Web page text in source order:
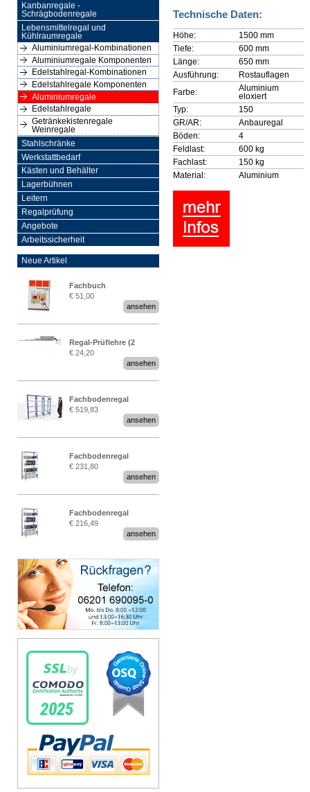
Kanbanregale -
Schrägbodenregale
Lebensmittelregal und
Kühlraumregale
Aluminiumregal-Kombinationen
Aluminiumregale Komponenten
Edelstahlregal-Kombinationen
Edelstahlregale Komponenten
Aluminiumregale
Edelstahlregale
Getränkekistenregale
Weinregale
Stahlschränke
Werkstattbedarf
Kästen und Behälter
Lagerbühnen
Leitern
Regalprüfung
Angebote
Arbeitssicherheit
Neue Artikel
Fachbuch
„Regalprüfung nach DIN
€ 51,00
ansehen
Regal-Prüflehre (2
Stück)
€ 24,20
ansehen
Fachbodenregal
Stecksystem MultiPlus
2,25 Meter breit
€ 519,83
ansehen
Fachbodenregal
Stecksystem MultiPlus
€ 231,80
ansehen
Fachbodenregal
Stecksystem MultiPlus
€ 216,49
ansehen
Technische Daten:
Höhe:
1500 mm
Tiefe:
600 mm
Länge:
650 mm
Ausführung:
Rostauflagen
Farbe:
Aluminium
eloxiert
Typ:
150
GR/AR:
Anbauregal
Böden:
4
Feldlast:
600 kg
Fachlast:
150 kg
Material:
Aluminium